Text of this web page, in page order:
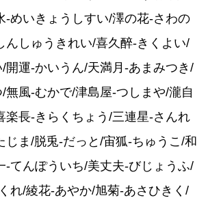
-めいきょうしすい/澤の花-さわの
んしゅうきれい/喜久醉-きくよい/
開運-かいうん/天満月-あまみつき/
無風-むかで/津島屋-つしまや/瀧自
楽長-きらくちょう/三連星-さんれ
じま/脱兎-だっと/宙狐-ちゅうこ/和
-てんぽういち/美丈夫-びじょうふ/
れ/綾花-あやか/旭菊-あさひきく/